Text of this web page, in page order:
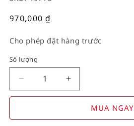
Giá
970,000₫
Cho phép đặt hàng trước
Số lượng
Decrease
quantity
American
Increase
quantity
American
MUA NGAY